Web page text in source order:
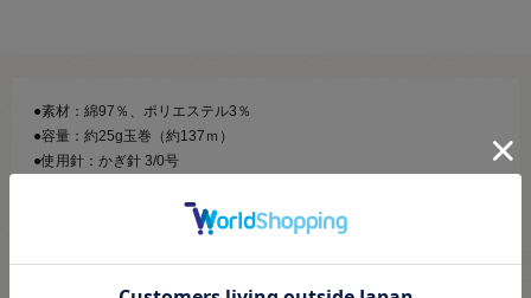
●素材：綿97％、ポリエステル3％
●容量：約25g玉巻（約137ｍ）
●使用針：かぎ針 3/0号
●必要玉数の目安：半袖セーター（ネット編み） 5～6玉 / ベスト